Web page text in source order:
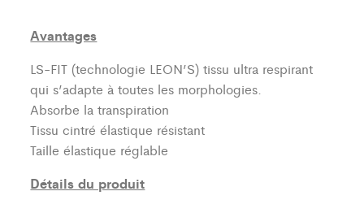
Avantages
LS-FIT (technologie LEON’S)tissu ultra respirant
qui s’adapte à toutes les morphologies.
Absorbe la transpiration
Tissu cintré élastique résistant
Taille élastique réglable
Détails du produit